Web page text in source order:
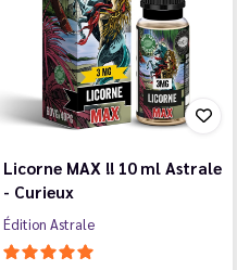
Licorne MAX !! 10 ml Astrale
- Curieux
Édition Astrale